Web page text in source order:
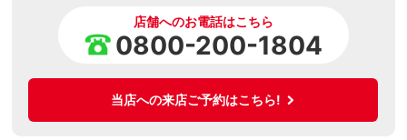
店舗へのお電話はこちら
0800-200-1804
当店への来店ご予約はこちら!